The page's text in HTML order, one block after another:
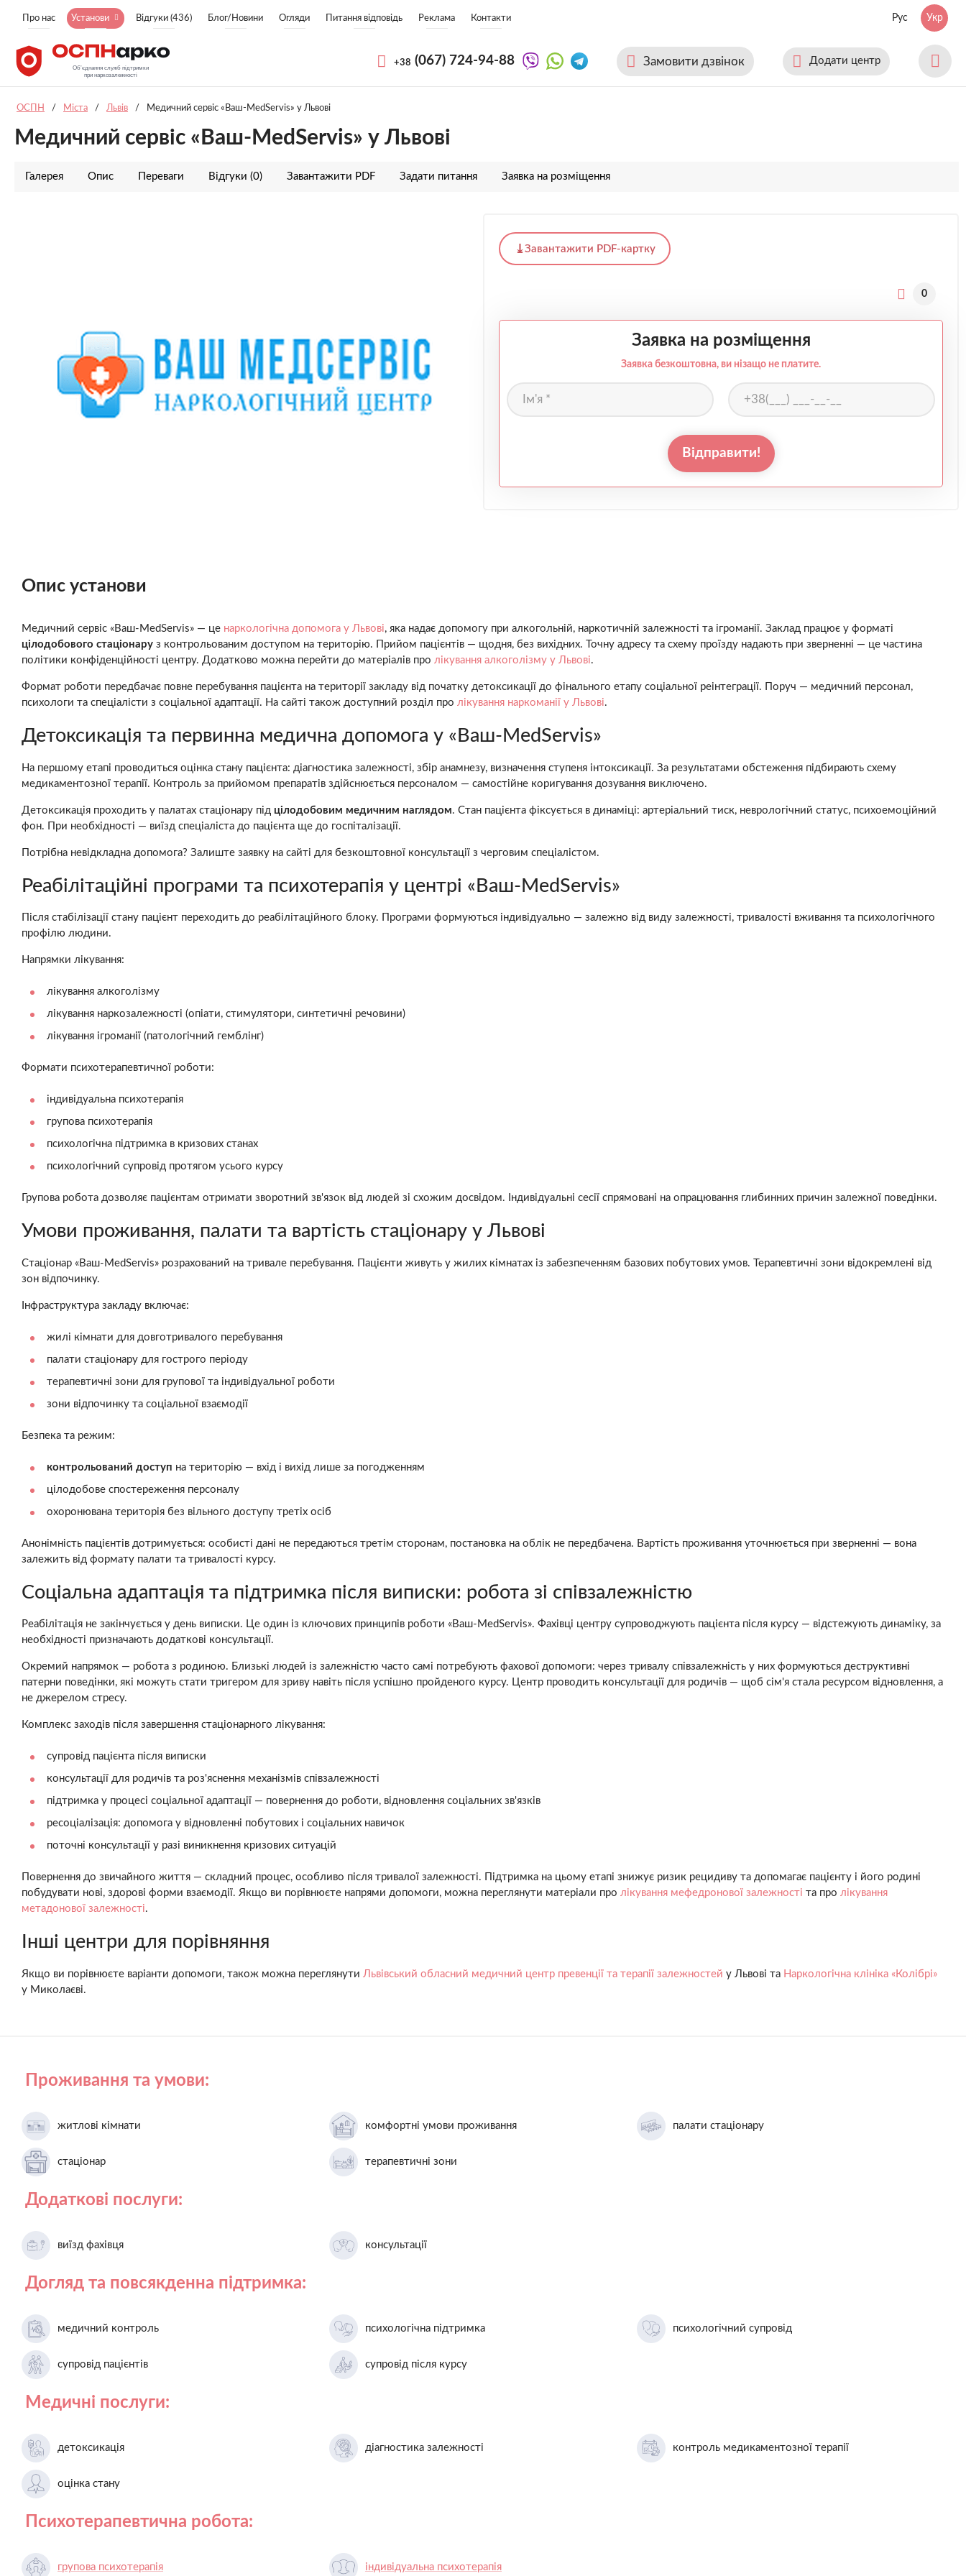
Про нас Установи Відгуки (436) Блог/Новини Огляди Питання відповідь Реклама Контакти Рус Укр
+38 (067) 724-94-88 Замовити дзвінок Додати центр
ОСПН / Міста / Львів / Медичний сервіс «Ваш-MedServis» у Львові
Медичний сервіс «Ваш-MedServis» у Львові
Галерея Опис Переваги Відгуки (0) Завантажити PDF Задати питання Заявка на розміщення
Завантажити PDF-картку
0
Заявка на розміщення
Заявка безкоштовна, ви нізащо не платите.
Відправити!
Опис установи
Медичний сервіс «Ваш-MedServis» — це наркологічна допомога у Львові, яка надає допомогу при алкогольній, наркотичній залежності та ігроманії. Заклад працює у форматі
цілодобового стаціонару з контрольованим доступом на територію. Прийом пацієнтів — щодня, без вихідних. Точну адресу та схему проїзду надають при зверненні — це частина
політики конфіденційності центру. Додатково можна перейти до матеріалів про лікування алкоголізму у Львові.
Формат роботи передбачає повне перебування пацієнта на території закладу від початку детоксикації до фінального етапу соціальної реінтеграції. Поруч — медичний персонал,
психологи та спеціалісти з соціальної адаптації. На сайті також доступний розділ про лікування наркоманії у Львові.
Детоксикація та первинна медична допомога у «Ваш-MedServis»
На першому етапі проводиться оцінка стану пацієнта: діагностика залежності, збір анамнезу, визначення ступеня інтоксикації. За результатами обстеження підбирають схему
медикаментозної терапії. Контроль за прийомом препаратів здійснюється персоналом — самостійне коригування дозування виключено.
Детоксикація проходить у палатах стаціонару під цілодобовим медичним наглядом. Стан пацієнта фіксується в динаміці: артеріальний тиск, неврологічний статус, психоемоційний
фон. При необхідності — виїзд спеціаліста до пацієнта ще до госпіталізації.
Потрібна невідкладна допомога? Залиште заявку на сайті для безкоштовної консультації з черговим спеціалістом.
Реабілітаційні програми та психотерапія у центрі «Ваш-MedServis»
Після стабілізації стану пацієнт переходить до реабілітаційного блоку. Програми формуються індивідуально — залежно від виду залежності, тривалості вживання та психологічного
профілю людини.
Напрямки лікування:
лікування алкоголізму
лікування наркозалежності (опіати, стимулятори, синтетичні речовини)
лікування ігроманії (патологічний гемблінг)
Формати психотерапевтичної роботи:
індивідуальна психотерапія
групова психотерапія
психологічна підтримка в кризових станах
психологічний супровід протягом усього курсу
Групова робота дозволяє пацієнтам отримати зворотний зв'язок від людей зі схожим досвідом. Індивідуальні сесії спрямовані на опрацювання глибинних причин залежної поведінки.
Умови проживання, палати та вартість стаціонару у Львові
Стаціонар «Ваш-MedServis» розрахований на тривале перебування. Пацієнти живуть у жилих кімнатах із забезпеченням базових побутових умов. Терапевтичні зони відокремлені від
зон відпочинку.
Інфраструктура закладу включає:
жилі кімнати для довготривалого перебування
палати стаціонару для гострого періоду
терапевтичні зони для групової та індивідуальної роботи
зони відпочинку та соціальної взаємодії
Безпека та режим:
контрольований доступ на територію — вхід і вихід лише за погодженням
цілодобове спостереження персоналу
охоронювана територія без вільного доступу третіх осіб
Анонімність пацієнтів дотримується: особисті дані не передаються третім сторонам, постановка на облік не передбачена. Вартість проживання уточнюється при зверненні — вона
залежить від формату палати та тривалості курсу.
Соціальна адаптація та підтримка після виписки: робота зі співзалежністю
Реабілітація не закінчується у день виписки. Це один із ключових принципів роботи «Ваш-MedServis». Фахівці центру супроводжують пацієнта після курсу — відстежують динаміку, за
необхідності призначають додаткові консультації.
Окремий напрямок — робота з родиною. Близькі людей із залежністю часто самі потребують фахової допомоги: через тривалу співзалежність у них формуються деструктивні
патерни поведінки, які можуть стати тригером для зриву навіть після успішно пройденого курсу. Центр проводить консультації для родичів — щоб сім'я стала ресурсом відновлення, а
не джерелом стресу.
Комплекс заходів після завершення стаціонарного лікування:
супровід пацієнта після виписки
консультації для родичів та роз'яснення механізмів співзалежності
підтримка у процесі соціальної адаптації — повернення до роботи, відновлення соціальних зв'язків
ресоціалізація: допомога у відновленні побутових і соціальних навичок
поточні консультації у разі виникнення кризових ситуацій
Повернення до звичайного життя — складний процес, особливо після тривалої залежності. Підтримка на цьому етапі знижує ризик рецидиву та допомагає пацієнту і його родині
побудувати нові, здорові форми взаємодії. Якщо ви порівнюєте напрями допомоги, можна переглянути матеріали про лікування мефедронової залежності та про лікування
метадонової залежності.
Інші центри для порівняння
Якщо ви порівнюєте варіанти допомоги, також можна переглянути Львівський обласний медичний центр превенції та терапії залежностей у Львові та Наркологічна клініка «Колібрі»
у Миколаєві.
Проживання та умови:
житлові кімнати комфортні умови проживання палати стаціонару
стаціонар терапевтичні зони
Додаткові послуги:
виїзд фахівця консультації
Догляд та повсякденна підтримка:
медичний контроль психологічна підтримка психологічний супровід
супровід пацієнтів супровід після курсу
Медичні послуги:
детоксикація діагностика залежності контроль медикаментозної терапії
оцінка стану
Психотерапевтична робота:
групова психотерапія індивідуальна психотерапія